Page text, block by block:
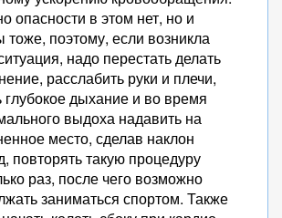
опасности в этом нет, но и
тоже, поэтому, если возникла
надо перестать делать
расслабить руки и плечи,
глубокое дыхание и во время
выдоха надавить на
место, сделав наклон
повторять такую процедуру
раз, после чего возможно
заниматься спортом. Также